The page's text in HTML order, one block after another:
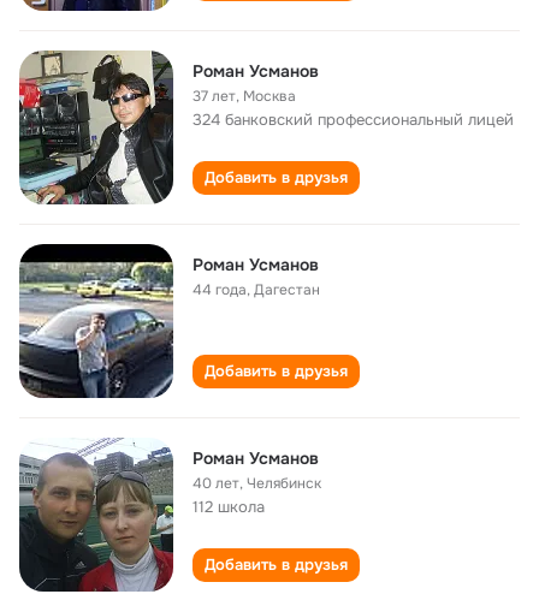
Роман Усманов
37 лет, Москва
324 банковский профессиональный лицей
Добавить в друзья
Роман Усманов
44 года,Дагестан
Добавить в друзья
Роман Усманов
40 лет,Челябинск
112 школа
Добавить в друзья